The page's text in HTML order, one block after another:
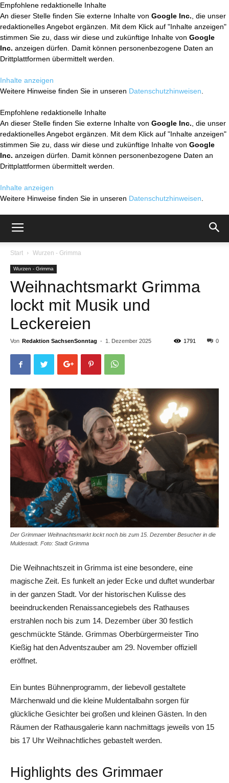
Empfohlene redaktionelle Inhalte
An dieser Stelle finden Sie externe Inhalte von Google Inc. , die unser
redaktionelles Angebot ergänzen. Mit dem Klick auf "Inhalte anzeigen"
stimmen Sie zu, dass wir diese und zukünftige Inhalte von Google
Inc. anzeigen dürfen. Damit können personenbezogene Daten an
Drittplattformen übermittelt werden.
Inhalte anzeigen
Weitere Hinweise finden Sie in unseren Datenschutzhinweisen
Empfohlene redaktionelle Inhalte
An dieser Stelle finden Sie externe Inhalte von Google Inc. , die unser
redaktionelles Angebot ergänzen. Mit dem Klick auf "Inhalte anzeigen"
stimmen Sie zu, dass wir diese und zukünftige Inhalte von Google
Inc. anzeigen dürfen. Damit können personenbezogene Daten an
Drittplattformen übermittelt werden.
Inhalte anzeigen
Weitere Hinweise finden Sie in unseren Datenschutzhinweisen
Start Wurzen - Grimma
Wurzen - Grimma
Weihnachtsmarkt Grimma
lockt mit Musik und
Leckereien
Von Redaktion SachsenSonntag - 1. Dezember 2025 0
1791
Der Grimmaer Weihnachtsmarkt lockt noch bis zum 15. Dezember Besucher in die
Muldestadt. Foto: Stadt Grimma
Die Weihnachtszeit in Grimma ist eine besondere, eine
magische Zeit. Es funkelt an jeder Ecke und duftet wunderbar
in der ganzen Stadt. Vor der historischen Kulisse des
beeindruckenden Renaissancegiebels des Rathauses
erstrahlen noch bis zum 14. Dezember über 30 festlich
geschmückte Stände. Grimmas Oberbürgermeister Tino
Kießig hat den Adventszauber am 29. November offiziell
eröffnet.
Ein buntes Bühnenprogramm, der liebevoll gestaltete
Märchenwald und die kleine Muldentalbahn sorgen für
glückliche Gesichter bei großen und kleinen Gästen. In den
Räumen der Rathausgalerie kann nachmittags jeweils von 15
bis 17 Uhr Weihnachtliches gebastelt werden.
Highlights des Grimmaer